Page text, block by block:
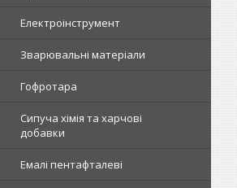
Електроінструмент
Зварювальні матеріали
Гофротара
Сипуча хімія та харчові
добавки
Емалі пентафталеві